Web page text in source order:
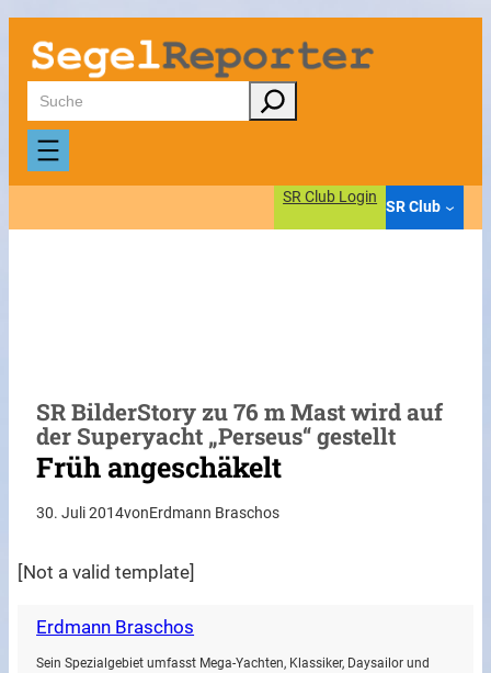
Zum
Inhalt
springen
Suchen
SR Club Login
SR Club
SR BilderStory zu 76 m Mast wird auf
der Superyacht „Perseus“ gestellt
Früh angeschäkelt
30. Juli 2014vonErdmann Braschos
[Not a valid template]
Erdmann Braschos
Sein Spezialgebiet umfasst Mega-Yachten, Klassiker, Daysailor und